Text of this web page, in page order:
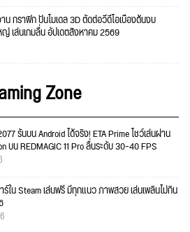
น กราฟิก ปั้นโมเดล 3D ตัดต่อวีดีโอเบื้องต้นงบ
เล่นเกมลื่น อัปเดตสิงหาคม 2569
Zone
รันบน Android ได้จริง! ETA Prime โชว์เล่นผ่าน
บน REDMAGIC 11 Pro ลื่นระดับ 30–40 FPS
าร์ใน Steam เล่นฟรี มีทุกแนว ภาพสวย เล่นเพลินไม่กิน